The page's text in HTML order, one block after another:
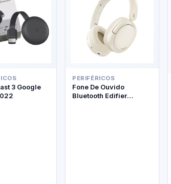
3 Google
PERIFÉRICOS
Fone De Ouvido
Bluetooth Edifier